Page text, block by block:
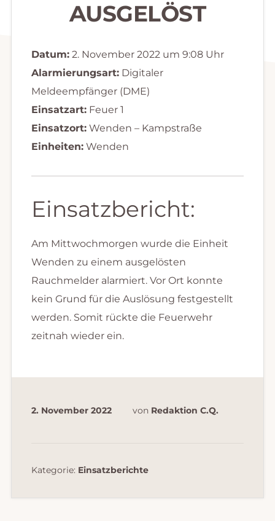
AUSGELÖST
Datum:2. November 2022 um 9:08 Uhr
Alarmierungsart:Digitaler
Meldeempfänger (DME)
Einsatzart:Feuer 1
Einsatzort:Wenden – Kampstraße
Einheiten:Wenden
Einsatzbericht:
Am Mittwochmorgen wurde die Einheit
Wenden zu einem ausgelösten
Rauchmelder alarmiert. Vor Ort konnte
kein Grund für die Auslösung festgestellt
werden. Somit rückte die Feuerwehr
zeitnah wieder ein.
2. November 2022 von Redaktion C.Q.
Kategorie: Einsatzberichte